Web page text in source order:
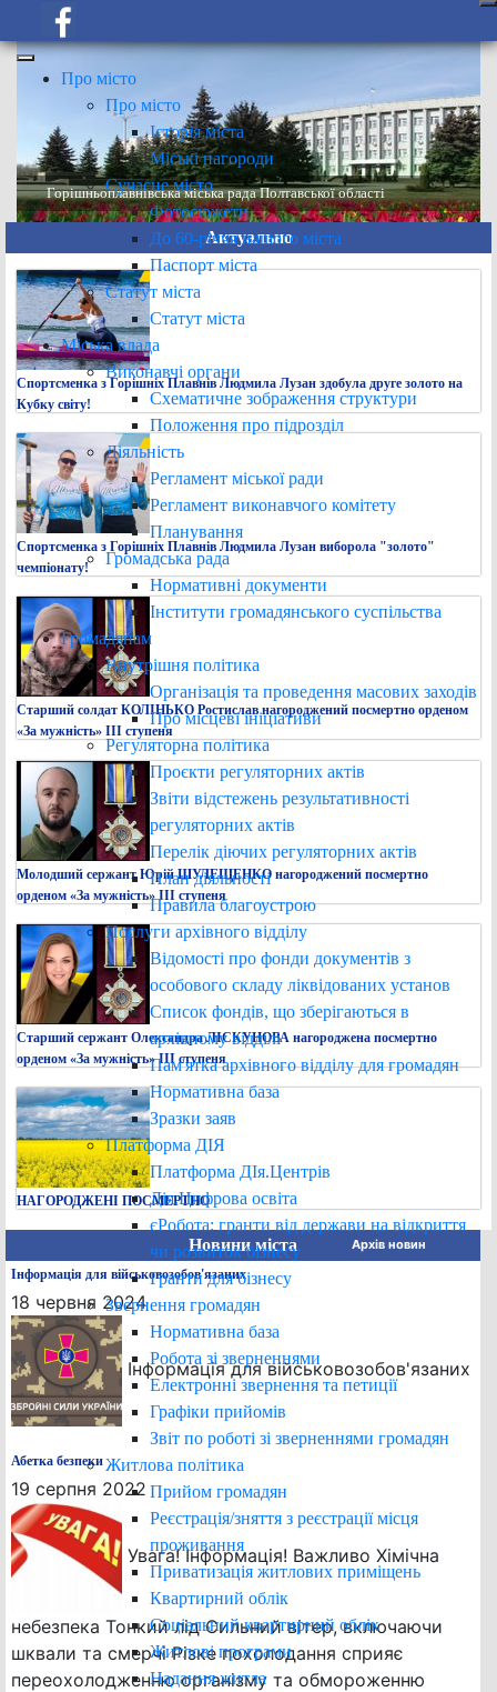
Про місто
Про місто
Історія міста
Міські нагороди
Сучасне місто
Фотосюжети
До 60-річчя нашого міста
Паспорт міста
Статут міста
Статут міста
Міська влада
Виконавчі органи
Схематичне зображення структури
Положення про підрозділ
Діяльність
Регламент міської ради
Регламент виконавчого комітету
Планування
Громадська рада
Нормативні документи
Інститути громадянського суспільства
Громадянам
Внутрішня політика
Організація та проведення масових заходів
Про місцеві ініціативи
Регуляторна політика
Проєкти регуляторних актів
Звіти відстежень результативності
регуляторних актів
Перелік діючих регуляторних актів
План діяльності
Правила благоустрою
Послуги архівного відділу
Відомості про фонди документів з
особового складу ліквідованих установ
Список фондів, що зберігаються в
архівному відділі
Пам'ятка архівного відділу для громадян
Нормативна база
Зразки заяв
Платформа ДІЯ
Платформа ДІя.Центрів
Дія.Цифрова освіта
єРобота: гранти від держави на відкриття
чи розвиток бізнесу
Гранти для бізнесу
Звернення громадян
Нормативна база
Робота зі зверненнями
Електронні звернення та петиції
Графіки прийомів
Звіт по роботі зі зверненнями громадян
Житлова політика
Прийом громадян
Реєстрація/зняття з реєстрації місця
проживання
Приватизація житлових приміщень
Квартирний облік
Соціальний квартирний облік
Житлові програми
Надання житла
Горішньоплавнівська міська рада Полтавської області
Актуально
Спортсменка з Горішніх Плавнів Людмила Лузан здобула друге золото на
Кубку світу!
Спортсменка з Горішніх Плавнів Людмила Лузан виборола "золото"
чемпіонату!
Старший солдат КОЛІНЬКО Ростислав нагороджений посмертно орденом
«За мужність» ІІІ ступеня
Молодший сержант Юрій ШУЛЕЩЕНКО нагороджений посмертно
орденом «За мужність» ІІІ ступеня
Старший сержант Олександра ЛІСКУНОВА нагороджена посмертно
орденом «За мужність» ІІІ ступеня
НАГОРОДЖЕНІ ПОСМЕРТНО
Архів новин
Новини міста
Інформація для військовозобов'язаних
18 червня 2024
Інформація для військовозобов'язаних
Абетка безпеки
19 серпня 2022
Увага! Інформація! Важливо Хімічна
небезпека Тонкий лід Сильний вітер, включаючи
шквали та смерчі Різке похолодання сприяє
переохолодженню організму та обмороженню